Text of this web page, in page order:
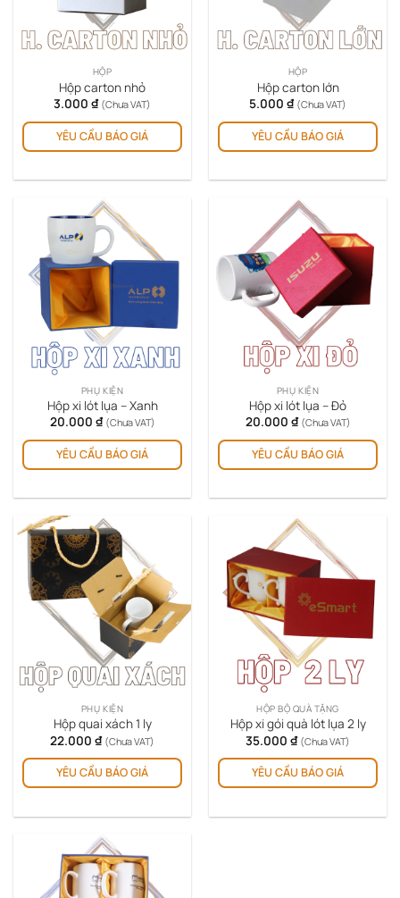
HỘP
Hộp carton nhỏ
3.000 ₫ (Chưa VAT)
YÊU CẦU BÁO GIÁ
HỘP
Hộp carton lớn
5.000 ₫ (Chưa VAT)
YÊU CẦU BÁO GIÁ
PHỤ KIỆN
Hộp xi lót lụa – Xanh
20.000 ₫ (Chưa VAT)
YÊU CẦU BÁO GIÁ
PHỤ KIỆN
Hộp xi lót lụa – Đỏ
20.000 ₫ (Chưa VAT)
YÊU CẦU BÁO GIÁ
PHỤ KIỆN
Hộp quai xách 1 ly
22.000 ₫ (Chưa VAT)
YÊU CẦU BÁO GIÁ
HỘP BỘ QUÀ TẶNG
Hộp xi gói quà lót lụa 2 ly
35.000 ₫ (Chưa VAT)
YÊU CẦU BÁO GIÁ